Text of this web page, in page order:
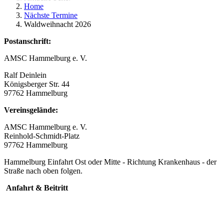
Home
Nächste Termine
Waldweihnacht 2026
Postanschrift:
AMSC Hammelburg e. V.
Ralf Deinlein
Königsberger Str. 44
97762 Hammelburg
Vereinsgelände:
AMSC Hammelburg e. V.
Reinhold-Schmidt-Platz
97762 Hammelburg
Hammelburg Einfahrt Ost oder Mitte - Richtung Krankenhaus - der
Straße nach oben folgen.
Anfahrt & Beitritt